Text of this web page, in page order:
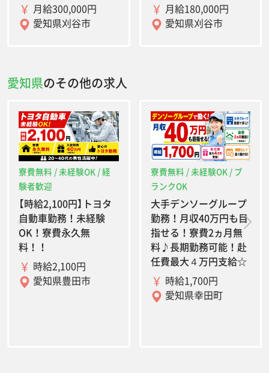
月給300,000円
愛知県刈谷市
月給180,000円
愛知県刈谷市
愛知県のその他の求人
寮費無料 / 未経験OK / 経
験者歓迎
【時給2,100円】トヨタ
自動車勤務！未経験
OK！寮費永久無
料！！
時給2,100円
愛知県豊田市
寮費無料 / 未経験OK / ブ
ランクOK
大手デンソーグループ
勤務！月収40万円も目
指せる！寮費2ヵ月無
料♪長期勤務可能！赴
任費最大４万円支給☆
時給1,700円
愛知県幸田町